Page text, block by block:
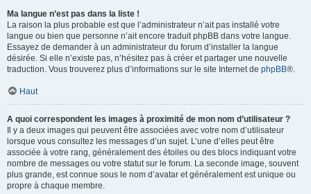
Ma langue n’est pas dans la liste !
La raison la plus probable est que l’administrateur n’ait pas installé votre
langue ou bien que personne n’ait encore traduit phpBB dans votre langue.
Essayez de demander à un administrateur du forum d’installer la langue
désirée. Si elle n’existe pas, n’hésitez pas à créer et partager une nouvelle
traduction. Vous trouverez plus d’informations sur le site Internet de phpBB®.
Haut
A quoi correspondent les images à proximité de mon nom d’utilisateur ?
Il y a deux images qui peuvent être associées avec votre nom d’utilisateur
lorsque vous consultez les messages d’un sujet. L’une d’elles peut être
associée à votre rang, généralement des étoiles ou des blocs indiquant votre
nombre de messages ou votre statut sur le forum. La seconde image, souvent
plus grande, est connue sous le nom d’avatar et généralement est unique ou
propre à chaque membre.